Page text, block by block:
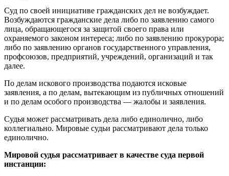
Суд по своей инициативе гражданских дел не возбуждает.
Возбуждаются гражданские дела либо по заявлению самого
лица, обращающегося за защитой своего права или
охраняемого законом интереса; либо по заявлению прокурора;
либо по заявлению органов государственного управления,
профсоюзов, предприятий, учреждений, организаций и так
далее.
По делам искового производства подаются исковые
заявления, а по делам, вытекающим из публичных отношений
и по делам особого производства — жалобы и заявления.
Судья может рассматривать дела либо единолично, либо
коллегиально. Мировые судьи рассматривают дела только
единолично.
Мировой судья рассматривает в качестве суда первой
инстанции: